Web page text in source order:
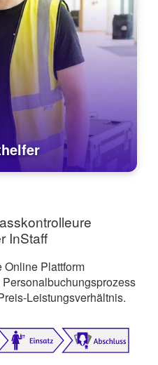
InStaff
Online Plattform
Leistungsverhältnis.